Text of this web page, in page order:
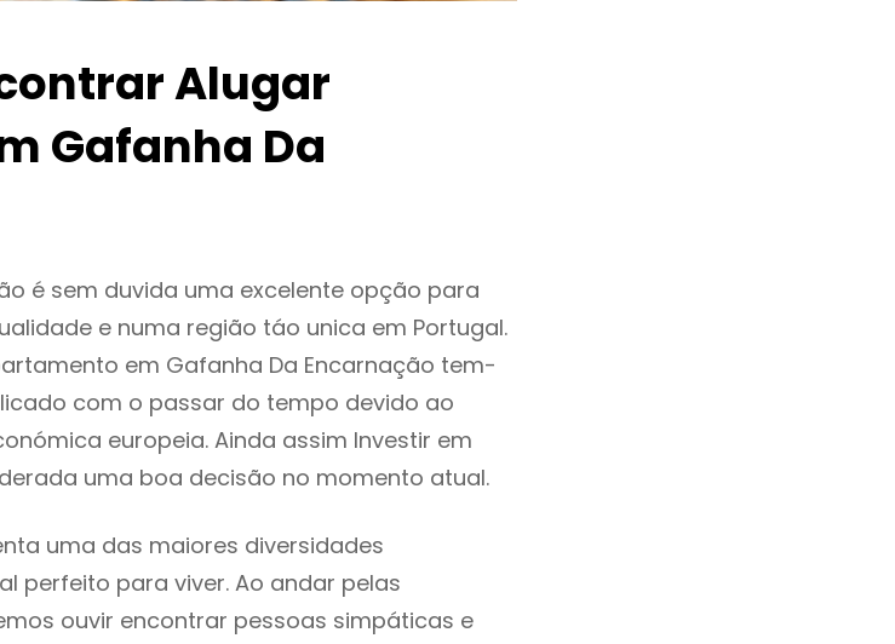
Alugar
Gafanha Da
é sem duvida uma excelente opção para
e numa região táo unica em Portugal.
em Gafanha Da Encarnação tem-
com o passar do tempo devido ao
europeia. Ainda assim Investir em
uma boa decisão no momento atual.
uma das maiores diversidades
perfeito para viver. Ao andar pelas
ouvir encontrar pessoas simpáticas e